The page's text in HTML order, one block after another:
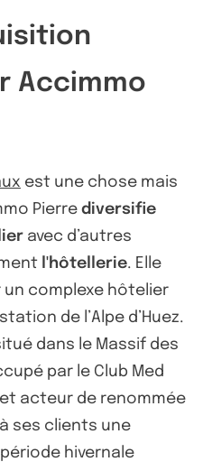
Accimmo
est une chose mais
Pierre diversifie
avec d’autres
l'hôtellerie. Elle
un complexe hôtelier
de l’Alpe d’Huez.
dans le Massif des
par le Club Med
acteur de renommée
ses clients une
hivernale